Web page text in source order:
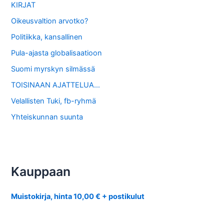
KIRJAT
Oikeusvaltion arvotko?
Politiikka, kansallinen
Pula-ajasta globalisaatioon
Suomi myrskyn silmässä
TOISINAAN AJATTELUA…
Velallisten Tuki, fb-ryhmä
Yhteiskunnan suunta
Kauppaan
Muistokirja, hinta 10,00 € + postikulut